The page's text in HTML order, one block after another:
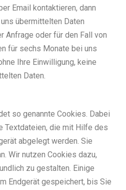
Email kontaktieren, dann
übermittelten Daten
Anfrage oder für den Fall von
für sechs Monate bei uns
Ihre Einwilligung, keine
Daten.
so genannte Cookies. Dabei
Textdateien, die mit Hilfe des
abgelegt werden. Sie
Wir nutzen Cookies dazu,
zu gestalten. Einige
Endgerät gespeichert, bis Sie